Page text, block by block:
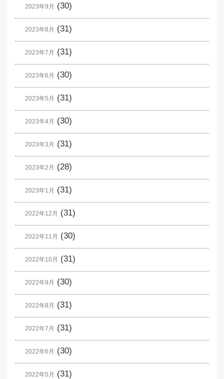
2023年9月 (30)
2023年8月 (31)
2023年7月 (31)
2023年6月 (30)
2023年5月 (31)
2023年4月 (30)
2023年3月 (31)
2023年2月 (28)
2023年1月 (31)
2022年12月 (31)
2022年11月 (30)
2022年10月 (31)
2022年9月 (30)
2022年8月 (31)
2022年7月 (31)
2022年6月 (30)
2022年5月 (31)